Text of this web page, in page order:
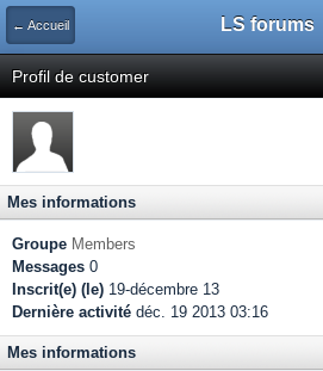
← Accueil LS forums
Profil de customer
Mes informations
Groupe Members
Messages 0
Inscrit(e) (le) 19-décembre 13
Dernière activité déc. 19 2013 03:16
Mes informations